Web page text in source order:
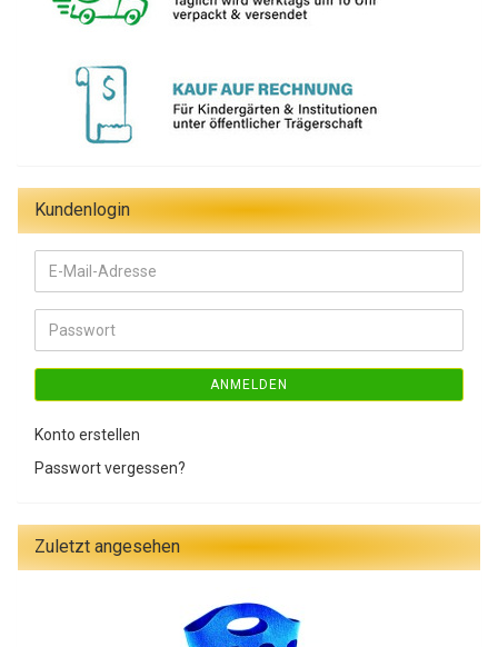
Kundenlogin
E-
Mail-
Adresse
Passwort
ANMELDEN
Konto erstellen
Passwort vergessen?
Zuletzt angesehen